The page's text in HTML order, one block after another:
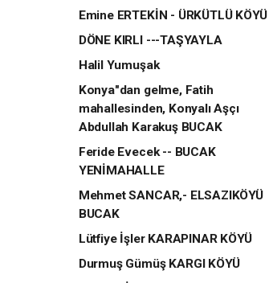
Emine ERTEKİN - ÜRKÜTLÜ KÖYÜ
DÖNE KIRLI ---TAŞYAYLA
Halil Yumuşak
Konya"dan gelme, Fatih
mahallesinden, Konyalı Aşçı
Abdullah Karakuş BUCAK
Feride Evecek -- BUCAK
YENİMAHALLE
Mehmet SANCAR,- ELSAZIKÖYÜ
BUCAK
Lütfiye İşler KARAPINAR KÖYÜ
Durmuş Gümüş KARGI KÖYÜ